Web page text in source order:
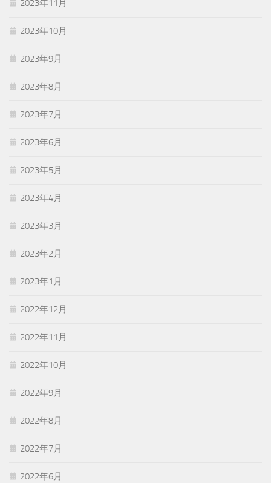
2023年11月
2023年10月
2023年9月
2023年8月
2023年7月
2023年6月
2023年5月
2023年4月
2023年3月
2023年2月
2023年1月
2022年12月
2022年11月
2022年10月
2022年9月
2022年8月
2022年7月
2022年6月